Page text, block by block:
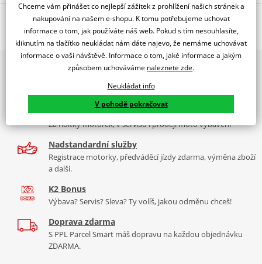
Jsme autorizovaný
dealer značky PUIG
BMW R1300GS TROPHY 23'-24'
Tabulka velikostí
Co když mi to nebude
O výrobci
PUIG byl založen v roce 1964 ve Španělsku. Vyrábí se ve městě
Granollers poblíž Barcelony na ploše 8 000 m² v objektu, který se
dělí na 3 části: komerční, odlitkovou a kovových součástek. Již 40
let se účastní nejslavnějších závodů motocyklů po celém světě. V
naší nabídce naleznete doplňky a příslušenství například: plexi,
padací protektory a mnoho dalšího.
Zobrazit všechny produktyznačky PUIG
2x multibrand showroom
díly, to vše v Praze a Liberci
Více než 30 let zkušeností
Za řídítky motorek, v servisu i prodeji moto vybavení
Nadstandardní služby
Registrace motorky, předváděcí jízdy zdarma, výměna zboží
a další.
K2 Bonus
Výbava? Servis? Sleva? Ty volíš, jakou odměnu chceš!
Doprava zdarma
S PPL Parcel Smart máš dopravu na každou objednávku
ZDARMA.
Chceme vám přinášet co nejlepší zážitek z prohlížení našich stránek a
nakupování na našem e-shopu. K tomu potřebujeme uchovat
informace o tom, jak používáte náš web. Pokud s tím nesouhlasíte,
kliknutím na tlačítko neukládat nám dáte najevo, že nemáme uchovávat
informace o vaší návštěvě. Informace o tom, jaké informace a jakým
způsobem uchováváme naleznete zde.
Neukládat info
V pohodě pokračovat